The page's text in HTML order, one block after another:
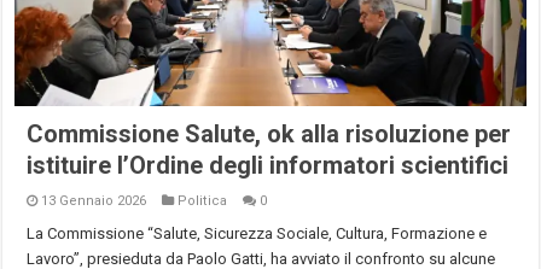
Commissione Salute, ok alla risoluzione per
istituire l’Ordine degli informatori scientifici
13 Gennaio 2026 Politica 0
La Commissione “Salute, Sicurezza Sociale, Cultura, Formazione e
Lavoro”, presieduta da Paolo Gatti, ha avviato il confronto su alcune